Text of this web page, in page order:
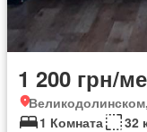
1 200 грн/
1 Комната
32